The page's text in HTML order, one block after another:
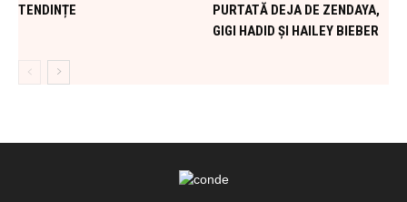
TENDINȚE
PURTATĂ DEJA DE ZENDAYA,
GIGI HADID ȘI HAILEY BIEBER